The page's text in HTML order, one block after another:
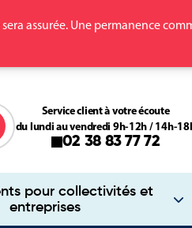
assurée. Une permanence
pour collectivités et
entreprises
Service client à votre écoute
du lundi au vendredi 9h-12h / 14h-
02 38 83 77 72